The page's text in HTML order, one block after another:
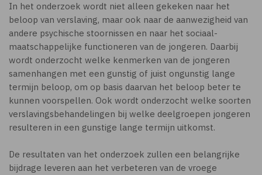
In het onderzoek wordt niet alleen gekeken naar het
beloop van verslaving, maar ook naar de aanwezigheid van
andere psychische stoornissen en naar het sociaal-
maatschappelijke functioneren van de jongeren. Daarbij
wordt onderzocht welke kenmerken van de jongeren
samenhangen met een gunstig of juist ongunstig lange
termijn beloop, om op basis daarvan het beloop beter te
kunnen voorspellen. Ook wordt onderzocht welke soorten
verslavingsbehandelingen bij welke deelgroepen jongeren
resulteren in een gunstige lange termijn uitkomst.
De resultaten van het onderzoek zullen een belangrijke
bijdrage leveren aan het verbeteren van de vroege